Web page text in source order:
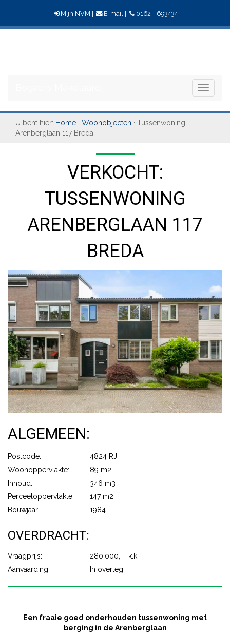
Mijn NVM E-mail| 0162 - 693434
Toggle
U bent hier: Home · Woonobjecten · Tussenwoning
Arenberglaan 117 Breda
VERKOCHT:
TUSSENWONING
ARENBERGLAAN 117
BREDA
ALGEMEEN:
Postcode:
4824 RJ
Woonoppervlakte:
89 m2
Inhoud:
346 m3
Perceeloppervlakte:
147 m2
Bouwjaar:
1984
OVERDRACHT:
Vraagprijs:
280.000,-- k.k.
Aanvaarding:
In overleg
Een fraaie goed onderhouden tussenwoning met
berging in de Arenberglaan